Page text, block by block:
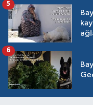
5
6